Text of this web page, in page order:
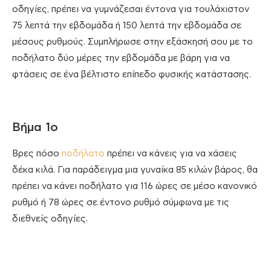
οδηγίες, πρέπει να γυμνάζεσαι έντονα για τουλάχιστον
75 λεπτά την εβδομάδα ή 150 λεπτά την εβδομάδα σε
μέσους ρυθμούς. Συμπλήρωσε στην εξάσκησή σου με το
ποδήλατο δύο μέρες την εβδομάδα με βάρη για να
φτάσεις σε ένα βέλτιστο επίπεδο φυσικής κατάστασης.
Βήμα 1ο
Βρες πόσο ποδήλατο πρέπει να κάνεις για να χάσεις
δέκα κιλά. Για παράδειγμα μια γυναίκα 85 κιλών βάρος, θα
πρέπει να κάνει ποδήλατο για 116 ώρες σε μέσο κανονικό
ρυθμό ή 78 ώρες σε έντονο ρυθμό σύμφωνα με τις
διεθνείς οδηγίες.